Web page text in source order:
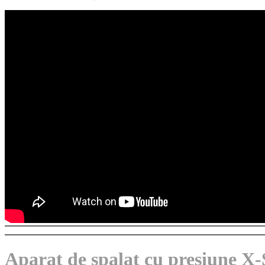
Aparat de spalat cu presiune